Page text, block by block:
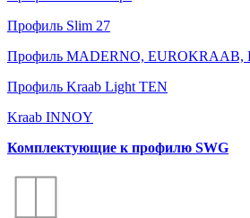
Профиль Slim 27
Профиль MADERNO, EUROKRAAB,
Профиль Kraab Light TEN
Kraab INNOY
Комплектующие к профилю SWG